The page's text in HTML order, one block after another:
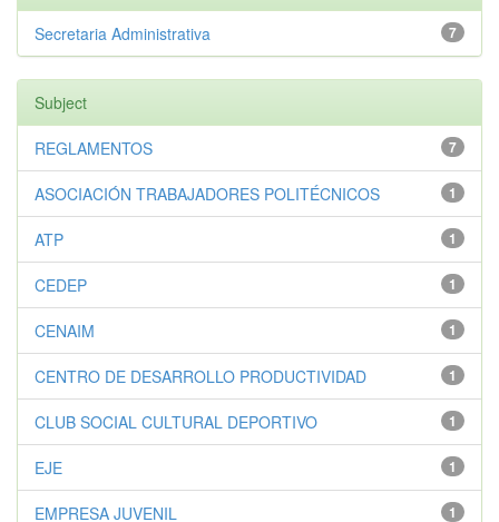
7
Secretaria Administrativa
Subject
7
REGLAMENTOS
1
ASOCIACIÓN TRABAJADORES POLITÉCNICOS
1
ATP
1
CEDEP
1
CENAIM
1
CENTRO DE DESARROLLO PRODUCTIVIDAD
1
CLUB SOCIAL CULTURAL DEPORTIVO
1
EJE
1
EMPRESA JUVENIL